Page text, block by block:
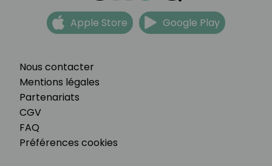
Nous contacter
Mentions légales
Partenariats
CGV
FAQ
Préférences cookies
Apple Store Google Play